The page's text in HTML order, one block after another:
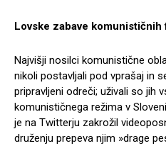
Lovske zabave
Najvišji nosilci komunistične
nikoli postavljali pod vprašaj in
pripravljeni odreči; uživali so jih
komunističnega režima v
je na Twitterju zakrožil
druženju prepeva njim »drage